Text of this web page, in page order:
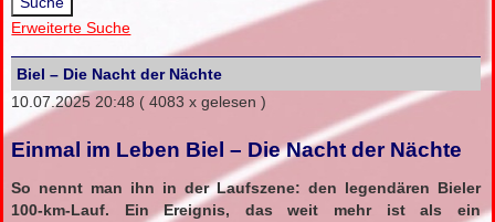
Erweiterte Suche
Biel – Die Nacht der Nächte
10.07.2025 20:48 ( 4083 x gelesen )
Einmal im Leben Biel – Die Nacht der Nächte
So nennt man ihn in der Laufszene: den legendären Bieler
100-km-Lauf. Ein Ereignis, das weit mehr ist als ein